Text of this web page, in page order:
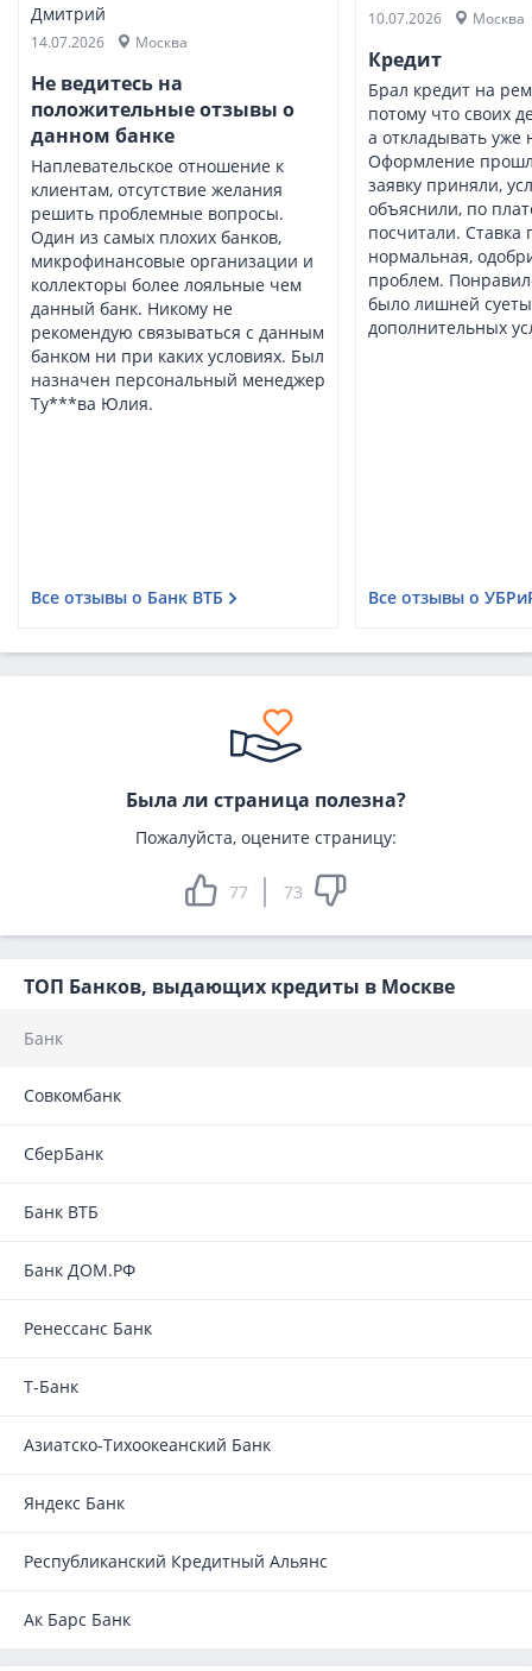
Дмитрий
14.07.2026 Москва
Не ведитесь на
положительные отзывы о
данном банке
Наплевательское отношение к
клиентам, отсутствие желания
решить проблемные вопросы.
Один из самых плохих банков,
микрофинансовые организации и
коллекторы более лояльные чем
данный банк. Никому не
рекомендую связываться с данным
банком ни при каких условиях. Был
назначен персональный менеджер
Ту***ва Юлия.
Все отзывы о Банк ВТБ
10.07.2026 Москва
Кредит
Брал кредит на
потому что своих
а откладывать уже
Оформление
заявку приняли,
объяснили, по
посчитали. Ставка
нормальная,
проблем.
было лишней
дополнительных
Все отзывы о
Была ли страница полезна?
Пожалуйста, оцените страницу:
77 73
ТОП Банков, выдающих кредиты в Москве
Банк
Совкомбанк
СберБанк
Банк ВТБ
Банк ДОМ.РФ
Ренессанс Банк
Т-Банк
Азиатско-Тихоокеанский Банк
Яндекс Банк
Республиканский Кредитный Альянс
Ак Барс Банк